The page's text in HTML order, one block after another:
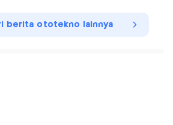
berita ototekno lainnya